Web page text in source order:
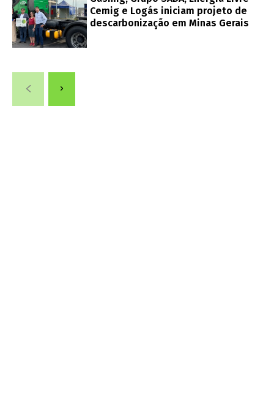
Cemig e Logás iniciam projeto de
descarbonização em Minas Gerais